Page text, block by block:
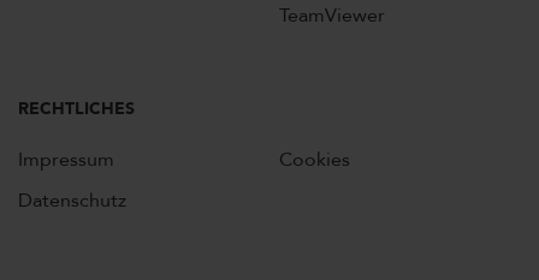
TeamViewer
RECHTLICHES
Impressum
Datenschutz
Cookies